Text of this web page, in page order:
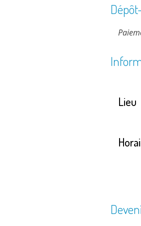
Lieu